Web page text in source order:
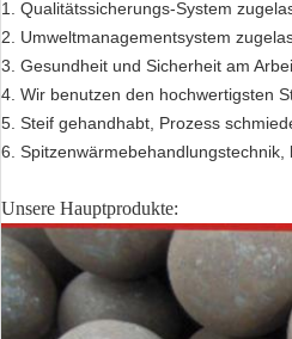
1. Qualitätssicherungs-System
2. Umweltmanagementsystem
3. Gesundheit und Sicherheit am
4. Wir benutzen den hochwertigsten
5. Steif gehandhabt, Prozess
6.
Unsere Hauptprodukte: